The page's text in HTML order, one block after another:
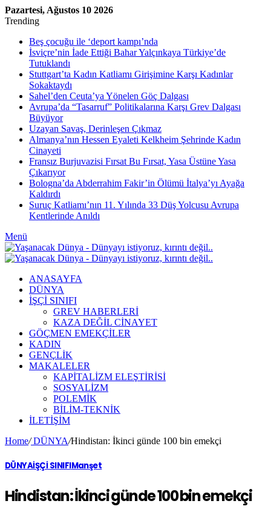
Pazartesi, Ağustos 10 2026
Trending
Beş çocuğu ile ‘deport kampı’nda
İsviçre’nin İade Ettiği Bahar Yalçınkaya Türkiye’de
Tutuklandı
Stuttgart’ta Kadın Katliamı Girişimine Karşı Kadınlar
Sokaktaydı
Sahel’den Ceuta’ya Yönelen Göç Dalgası
Avrupa’da “Tasarruf” Politikalarına Karşı Grev Dalgası
Büyüyor
Uzayan Savaş, Derinleşen Çıkmaz
Almanya’nın Hessen Eyaleti Kelkheim Şehrinde Kadın
Cinayeti
Fransız Burjuvazisi Fırsat Bu Fırsat, Yasa Üstüne Yasa
Çıkarıyor
Bologna’da Abderrahim Fakir’in Ölümü İtalya’yı Ayağa
Kaldırdı
Suruç Katliamı’nın 11. Yılında 33 Düş Yolcusu Avrupa
Kentlerinde Anıldı
Menü
ANASAYFA
DÜNYA
İŞÇİ SINIFI
GREV HABERLERİ
KAZA DEĞİL CİNAYET
GÖÇMEN EMEKÇİLER
KADIN
GENÇLİK
MAKALELER
KAPİTALİZM ELEŞTİRİSİ
SOSYALİZM
POLEMİK
BİLİM-TEKNİK
ILETIŞIM
Home/DÜNYA/Hindistan: İkinci günde 100 bin emekçi
DÜNYAİŞÇİ SINIFIManşet
Hindistan: İkinci günde 100 bin emekçi